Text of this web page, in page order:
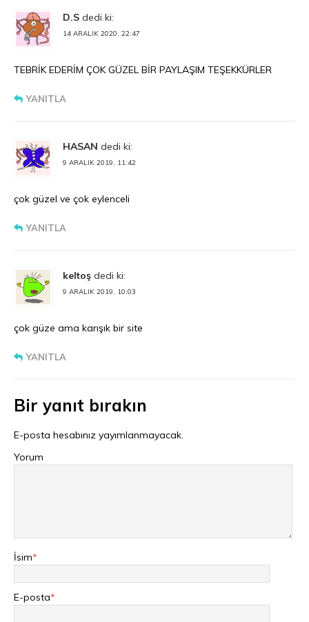
D.S dedi ki:
14 ARALIK 2020, 22:47
TEBRİK EDERİM ÇOK GÜZEL BİR PAYLAŞIM TEŞEKKÜRLER
YANITLA
HASAN dedi ki:
9 ARALIK 2019, 11:42
çok güzel ve çok eylenceli
YANITLA
keltoş dedi ki:
9 ARALIK 2019, 10:03
çok güze ama karışık bir site
YANITLA
Bir yanıt bırakın
E-posta hesabınız yayımlanmayacak.
Yorum
İsim*
E-posta*